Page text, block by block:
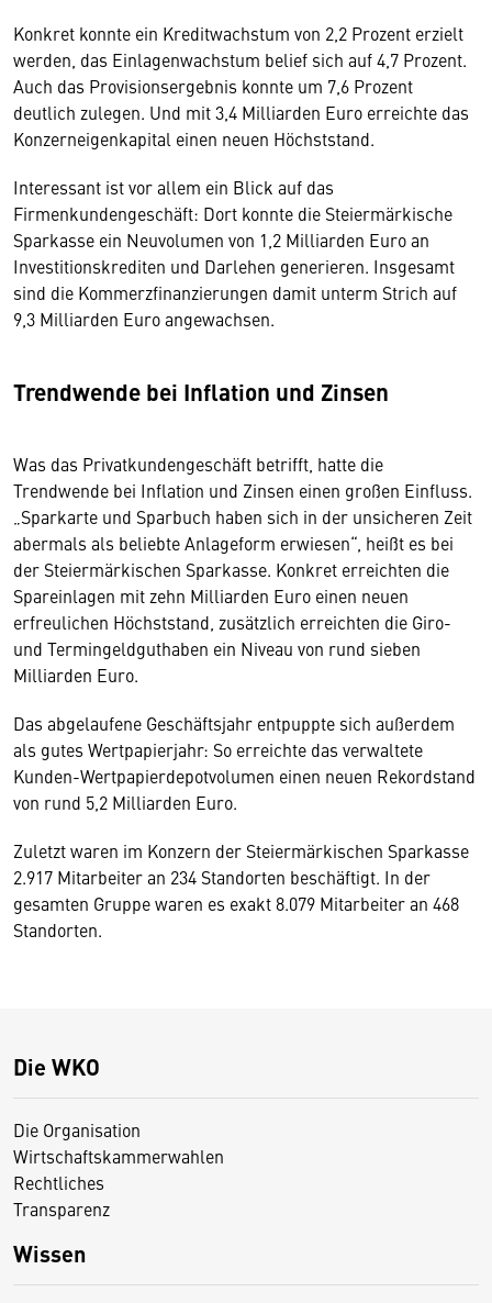
Konkret konnte ein Kreditwachstum von 2,2 Prozent erzielt
werden, das Einlagenwachstum belief sich auf 4,7 Prozent.
Auch das Provisionsergebnis konnte um 7,6 Prozent
deutlich zulegen. Und mit 3,4 Milliarden Euro erreichte das
Konzerneigenkapital einen neuen Höchststand.
Interessant ist vor allem ein Blick auf das
Firmenkundengeschäft: Dort konnte die Steiermärkische
Sparkasse ein Neuvolumen von 1,2 Milliarden Euro an
Investitionskrediten und Darlehen generieren. Insgesamt
sind die Kommerzfinanzierungen damit unterm Strich auf
9,3 Milliarden Euro angewachsen.
Trendwende bei Inflation und Zinsen
Was das Privatkundengeschäft betrifft, hatte die
Trendwende bei Inflation und Zinsen einen großen Einfluss.
„Sparkarte und Sparbuch haben sich in der unsicheren Zeit
abermals als beliebte Anlageform erwiesen“, heißt es bei
der Steiermärkischen Sparkasse. Konkret erreichten die
Spareinlagen mit zehn Milliarden Euro einen neuen
erfreulichen Höchststand, zusätzlich erreichten die Giro-
und Termingeldguthaben ein Niveau von rund sieben
Milliarden Euro.
Das abgelaufene Geschäftsjahr entpuppte sich außerdem
als gutes Wertpapierjahr: So erreichte das verwaltete
Kunden-Wertpapierdepotvolumen einen neuen Rekordstand
von rund 5,2 Milliarden Euro.
Zuletzt waren im Konzern der Steiermärkischen Sparkasse
2.917 Mitarbeiter an 234 Standorten beschäftigt. In der
gesamten Gruppe waren es exakt 8.079 Mitarbeiter an 468
Standorten.
Die WKO
Die Organisation
Wirtschaftskammerwahlen
Rechtliches
Transparenz
Wissen